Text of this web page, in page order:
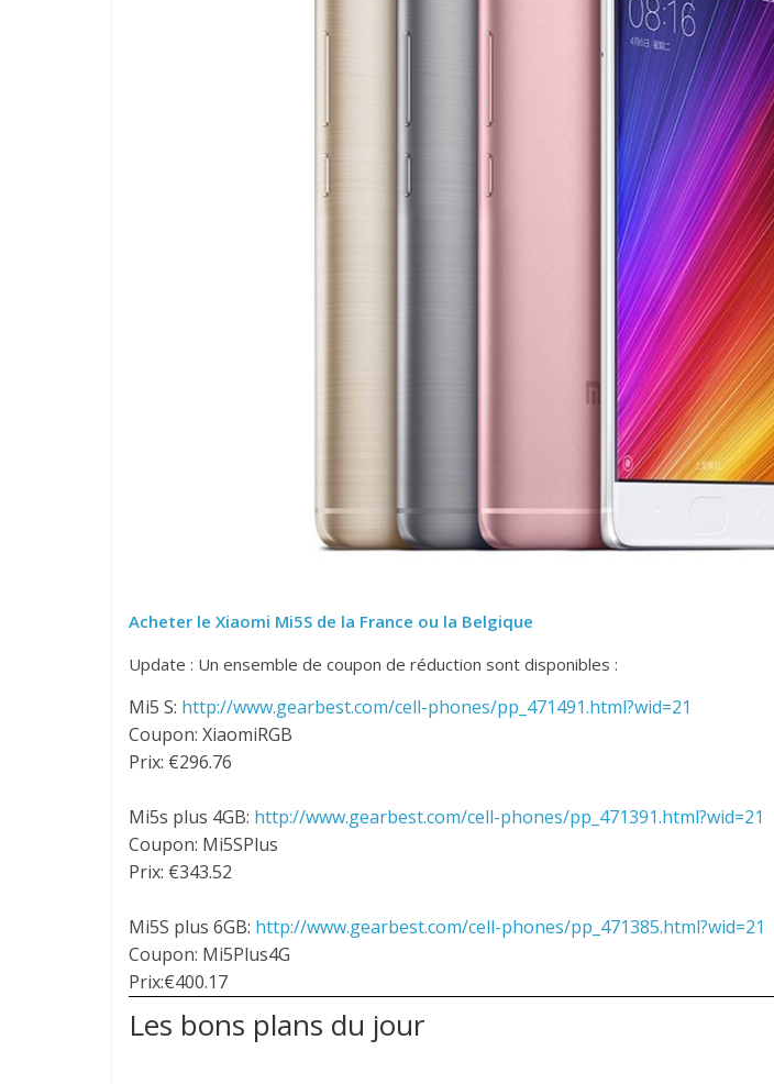
Acheter le Xiaomi Mi5S de la France ou la Belgique
Update : Un ensemble de coupon de réduction sont disponibles :
Mi5 S: http://www.gearbest.com/cell-phones/pp_471491.html?wid=21
Coupon: XiaomiRGB
Prix: €296.76
Mi5s plus 4GB: http://www.gearbest.com/cell-phones/pp_ 471391.html?wid=21
Coupon: Mi5SPlus
Prix: €343.52
Mi5S plus 6GB: http://www.gearbest.com/cell-phones/pp_ 471385.html?wid=21
Coupon: Mi5Plus4G
Prix:€400.17
Les bons plans du jour